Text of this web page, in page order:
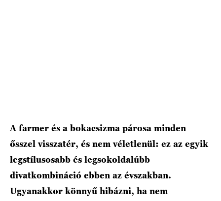
A farmer és a bokacsizma párosa minden
ősszel visszatér, és nem véletlenül: ez az egyik
legstílusosabb és legsokoldalúbb
divatkombináció ebben az évszakban.
Ugyanakkor könnyű hibázni, ha nem